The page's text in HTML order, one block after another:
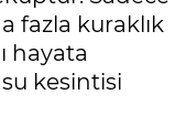
fazla kuraklık
hayata
kesintisi